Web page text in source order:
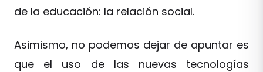
de la educación: la relación social.
Asimismo, no podemos dejar de apuntar es
que el uso de las nuevas tecnologías